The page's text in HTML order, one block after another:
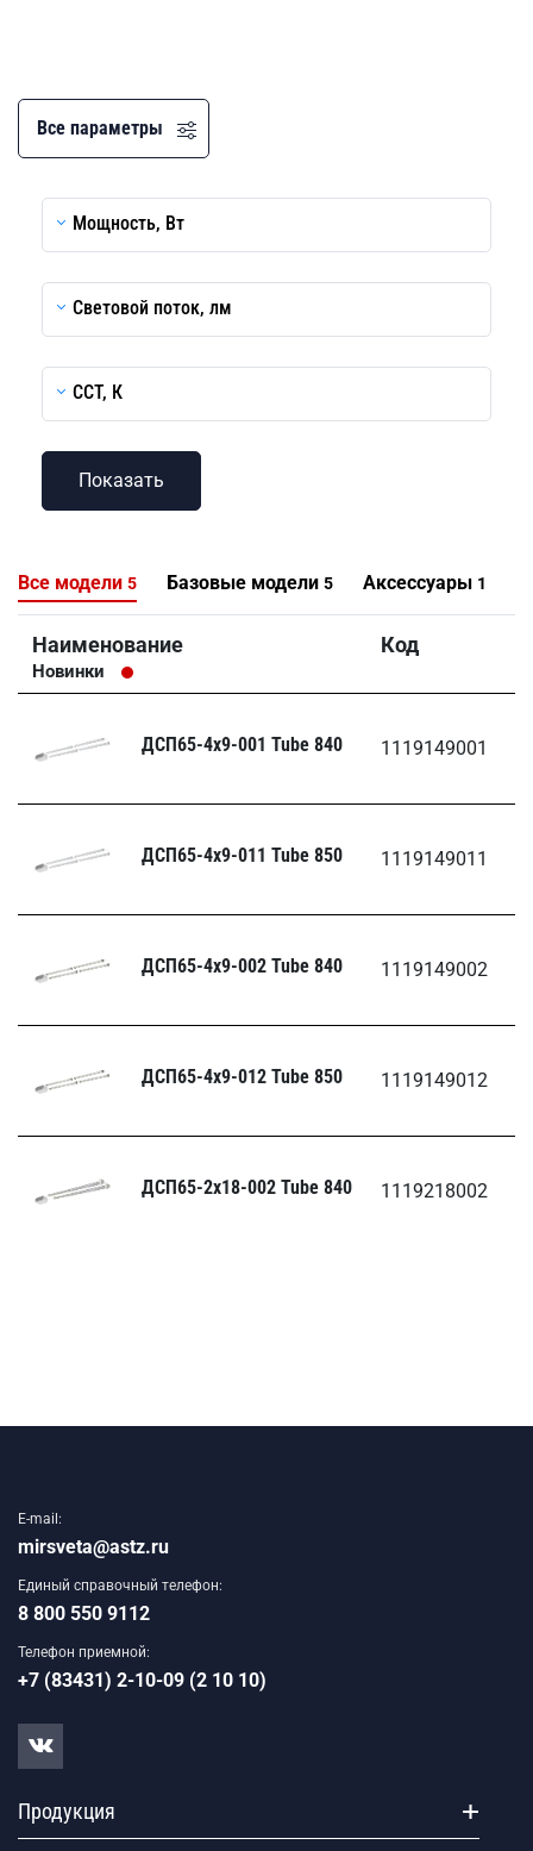
Все параметры
Мощность, Вт
Световой поток, лм
CCT, К
Все модели 5 Базовые модели 5 Аксессуары 1
Наименование
Новинки
Код
ДСП65-4х9-001 Tube 840 1119149001
ДСП65-4х9-011 Tube 850 1119149011
ДСП65-4х9-002 Tube 840 1119149002
ДСП65-4х9-012 Tube 850 1119149012
ДСП65-2х18-002 Tube 840 1119218002
E-mail:
mirsveta@astz.ru
Единый справочный телефон:
8 800 550 9112
Телефон приемной:
+7 (83431) 2-10-09 (2 10 10)
Продукция